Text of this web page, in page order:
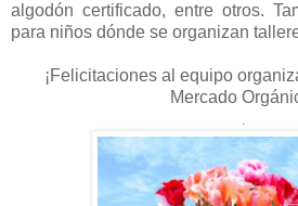
algodón certificado, entre otros.
para niños dónde se organizan
¡Felicitaciones al equipo
Mercado
.